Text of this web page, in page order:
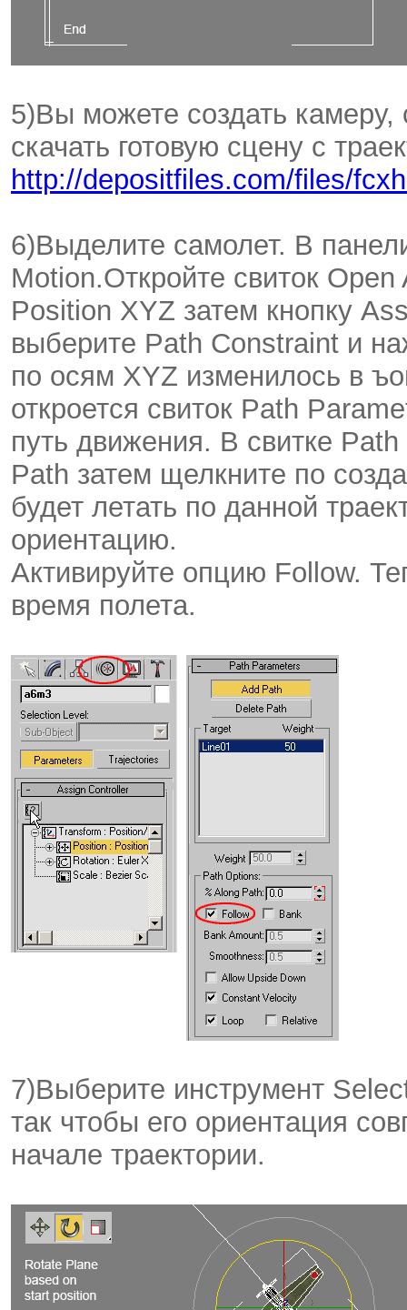
5)Вы можете создать камеру,
скачать готовую сцену с
http://depositfiles.com/files/
6)Выделите самолет. В
Motion.Откройте свиток
Position XYZ затем кнопку
выберите Path Constraint и
по осям XYZ изменилось в
откроется свиток Path
путь движения. В свитке
Path затем щелкните по
будет летать по данной
ориентацию.
Активируйте опцию Follow.
время полета.
7)Выберите инструмент
так чтобы его ориентация
начале траектории.